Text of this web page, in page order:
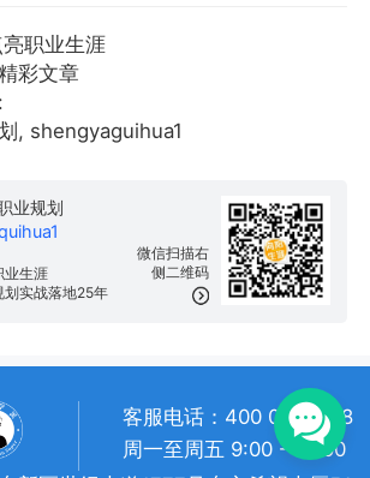
职业生涯
彩文章
, shengyaguihua1
微信扫描右
侧二维码
业规划
业生涯
划实战落地25年
客服电话：400 057 1108
周一至周五 9:00 - 18:00